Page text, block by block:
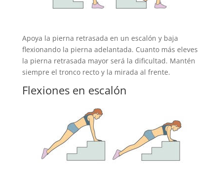
Apoya la pierna retrasada en un escalón y baja
flexionando la pierna adelantada. Cuanto más eleves
la pierna retrasada mayor será la dificultad. Mantén
siempre el tronco recto y la mirada al frente.
Flexiones en escalón